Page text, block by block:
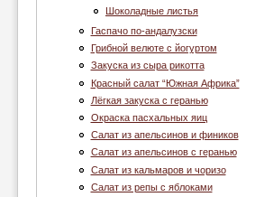
Шоколадные листья
Гаспачо по-андалузски
Грибной велюте с йогуртом
Закуска из сыра рикотта
Красный салат “Южная Африка”
Лёгкая закуска с геранью
Окраска пасхальных яиц
Салат из апельсинов и фиников
Салат из апельсинов с геранью
Салат из кальмаров и чоризо
Салат из репы с яблоками